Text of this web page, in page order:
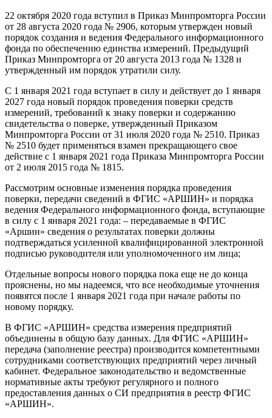
22 октября 2020 года вступил в Приказ Минпромторга России
от 28 августа 2020 года № 2906, которым утвержден новый
порядок создания и ведения Федерального информационного
фонда по обеспечению единства измерений. Предыдущий
Приказ Минпромторга от 20 августа 2013 года № 1328 и
утвержденный им порядок утратили силу.
С 1 января 2021 года вступает в силу и действует до 1 января
2027 года новый порядок проведения поверки средств
измерений, требований к знаку поверки и содержанию
свидетельства о поверке, утвержденный Приказом
Минпромторга России от 31 июля 2020 года № 2510. Приказ
№ 2510 будет применяться взамен прекращающего свое
действие с 1 января 2021 года Приказа Минпромторга России
от 2 июля 2015 года № 1815.
Рассмотрим основные изменения порядка проведения
поверки, передачи сведений в ФГИС «АРШИН» и порядка
ведения Федерального информационного фонда, вступающие
в силу с 1 января 2021 года: – передаваемые в ФГИС
«Аршин» сведения о результатах поверки должны
подтверждаться усиленной квалифицированной электронной
подписью руководителя или уполномоченного им лица;
Отдельные вопросы нового порядка пока еще не до конца
прояснены, но мы надеемся, что все необходимые уточнения
появятся после 1 января 2021 года при начале работы по
новому порядку.
В ФГИС «АРШИН» средства измерения предприятий
объединены в общую базу данных. Для ФГИС «АРШИН»
передача (заполнение реестра) производится компетентными
сотрудниками соответствующих предприятий через личный
кабинет. Федеральное законодательство и ведомственные
нормативные акты требуют регулярного и полного
предоставления данных о СИ предприятия в реестр ФГИС
«АРШИН».